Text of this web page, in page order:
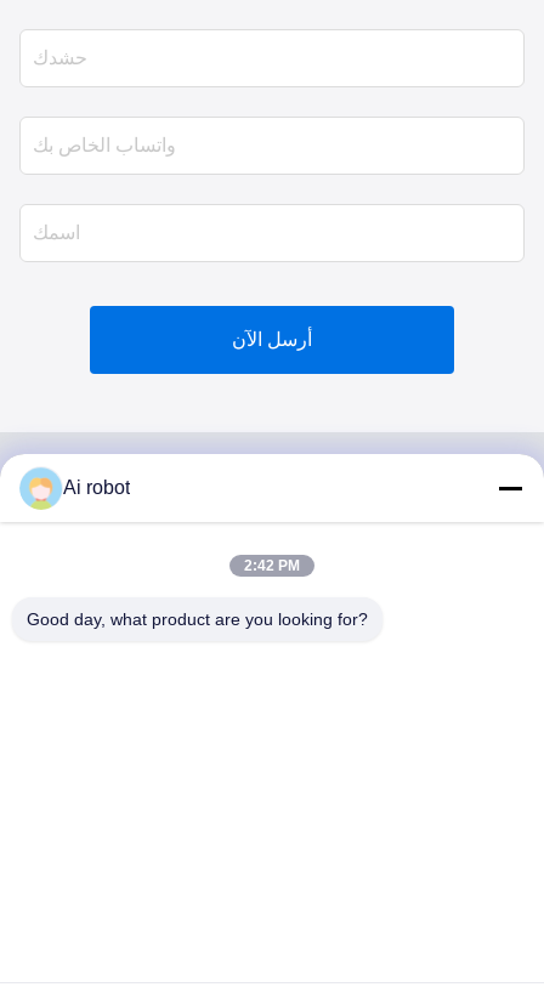
أرسل الآن
VIVI DENTAI
LABORATORY
Ai robot
2:42 PM
Good day, what product are you looking for?